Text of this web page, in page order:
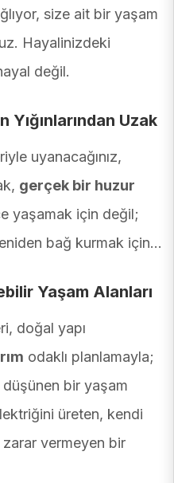
size ait bir yaşam
Hayalinizdeki
değil.
Uzak
uyanacağınız,
gerçek bir huzur
yaşamak için değil;
bağ kurmak için…
Yaşam Alanları
doğal yapı
odaklı planlamayla;
bir yaşam
üreten, kendi
zarar vermeyen bir